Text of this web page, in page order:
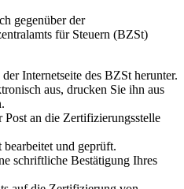
gegenüber der
für Steuern (BZSt)
Internetseite des BZSt herunter.
aus, drucken Sie ihn aus
Post an die Zertifizierungsstelle
und geprüft.
schriftliche Bestätigung Ihres